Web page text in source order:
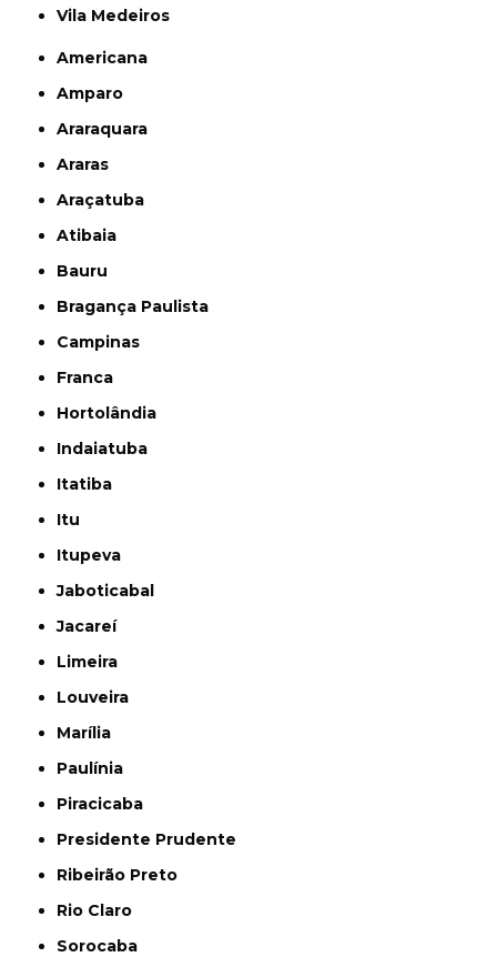
Vila Medeiros
Americana
Amparo
Araraquara
Araras
Araçatuba
Atibaia
Bauru
Bragança Paulista
Campinas
Franca
Hortolândia
Indaiatuba
Itatiba
Itu
Itupeva
Jaboticabal
Jacareí
Limeira
Louveira
Marília
Paulínia
Piracicaba
Presidente Prudente
Ribeirão Preto
Rio Claro
Sorocaba